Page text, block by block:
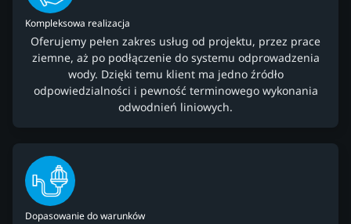
Kompleksowa realizacja
Oferujemy pełen zakres usług od projektu, przez prace
ziemne, aż po podłączenie do systemu odprowadzenia
wody. Dzięki temu klient ma jedno źródło
odpowiedzialności i pewność terminowego wykonania
odwodnień liniowych.
Dopasowanie do warunków